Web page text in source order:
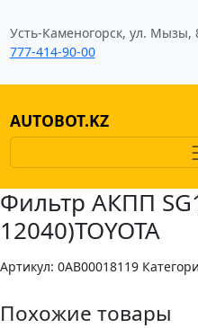
Усть-Каменогорск, ул. Мызы,
777-414-90-00
AUTOBOT.KZ
Фильтр АКПП
12040)TOYOTA
Артикул: 0AB00018119
Похожие товары